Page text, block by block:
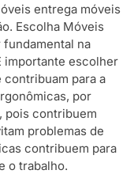
entrega móveis
Escolha Móveis
na
importante escolher
para a
por
pois contribuem
problemas de
contribuem para
o trabalho.